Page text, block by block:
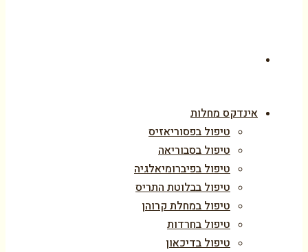
אינדקס מחלות
טיפול בפסוריאזיס
טיפול בסבוריאה
טיפול בפיברומיאלגיה
טיפול בבלוטת התריס
טיפול במחלת קרוהן
טיפול בחרדות
טיפול בדיכאון